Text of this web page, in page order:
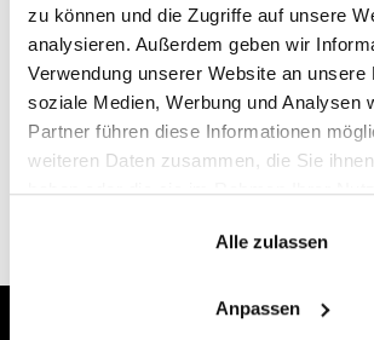
zu können und die Zugriffe auf unsere
analysieren. Außerdem geben wir
Verwendung unserer Website an unsere
soziale Medien, Werbung und Analysen
Partner führen diese Informationen
weiteren Daten zusammen, die Sie
haben oder die sie im Rahmen Ihrer
Alle zulassen
Anpassen